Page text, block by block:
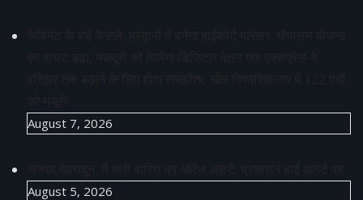
August 7, 2026
August 5, 2026